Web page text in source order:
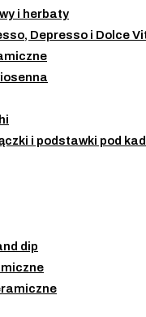
i herbaty
Depresso i Dolce
i podstawki pod
dip